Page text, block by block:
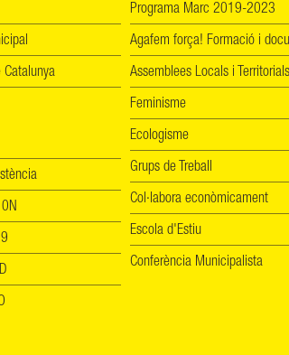
Catalunya
Programa Marc 2019-2023
Agafem força! Formació i
Assemblees Locals i Territorials
Feminisme
Ecologisme
Grups de Treball
Col·labora econòmicament
Escola d'Estiu
Conferència Municipalista